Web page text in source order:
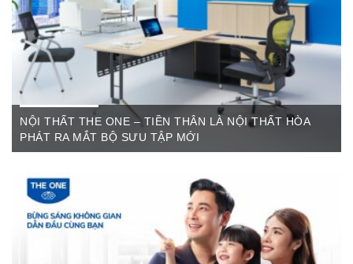
sơ, két sắt,…Của cty CP Nội Thất Hòa Phát( Nội thất The
One) có địa ...
NỘI THẤT THE ONE – TIỀN THÂN LÀ NỘI THẤT HÒA
PHÁT RA MẮT BỘ SƯU TẬP MỚI
The One Cần Thơ Thông báo về việc thay đổi thương hiệu Nội
Thất Hòa Phát Ngày ...